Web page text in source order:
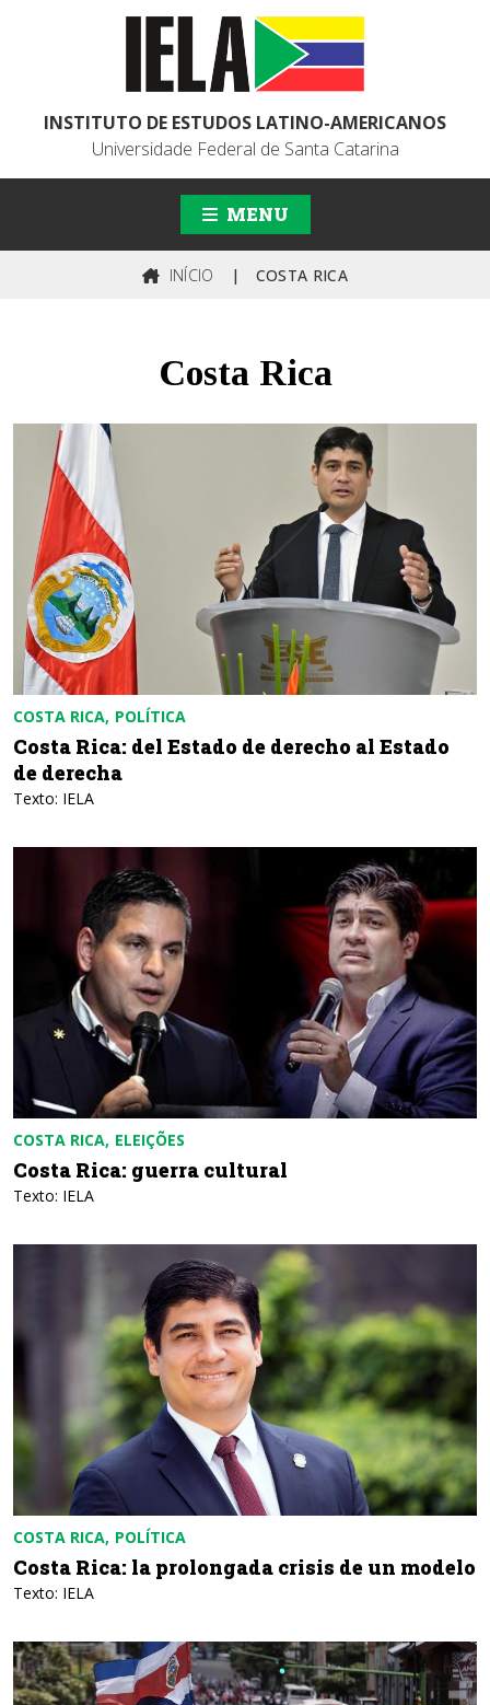
INSTITUTO DE ESTUDOS LATINO-AMERICANOS
Universidade Federal de Santa Catarina
MENU
INÍCIO | COSTA RICA
Costa Rica
COSTA RICA POLÍTICA
Costa Rica: del Estado de derecho al Estado
de derecha
Texto: IELA
COSTA RICA ELEIÇÕES
Costa Rica: guerra cultural
Texto: IELA
COSTA RICA POLÍTICA
Costa Rica: la prolongada crisis de un modelo
Texto: IELA